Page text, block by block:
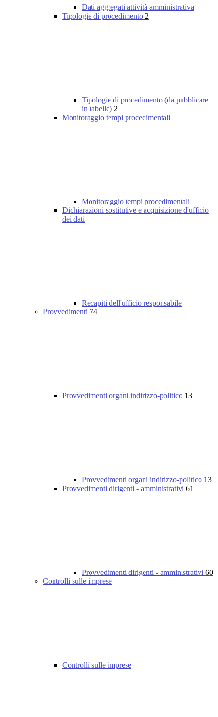
Dati aggregati attività amministrativa
Tipologie di procedimento 2
Tipologie di procedimento (da pubblicare
in tabelle) 2
Monitoraggio tempi procedimentali
Monitoraggio tempi procedimentali
Dichiarazioni sostitutive e acquisizione d'ufficio
dei dati
Recapiti dell'ufficio responsabile
Provvedimenti 74
Provvedimenti organi indirizzo-politico 13
Provvedimenti organi indirizzo-politico 13
Provvedimenti dirigenti - amministrativi 61
Provvedimenti dirigenti - amministrativi 60
Controlli sulle imprese
Controlli sulle imprese